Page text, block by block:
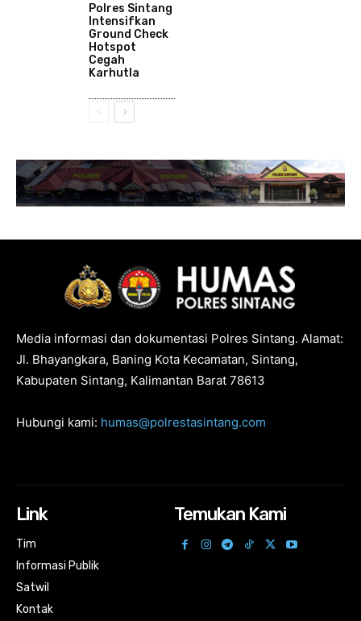
Polres Sintang
Intensifkan
Ground Check
Hotspot
Cegah
Karhutla
Media informasi dan dokumentasi Polres Sintang. Alamat:
Jl. Bhayangkara, Baning Kota Kecamatan, Sintang,
Kabupaten Sintang, Kalimantan Barat 78613
Hubungi kami: humas@polrestasintang.com
Link
Tim
Informasi Publik
Satwil
Kontak
Temukan Kami